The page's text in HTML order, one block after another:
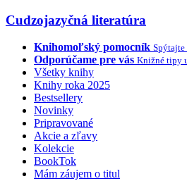
Cudzojazyčná literatúra
Knihomoľský pomocník Spýtajte
Odporúčame pre vás Knižné tipy
Všetky knihy
Knihy roka 2025
Bestsellery
Novinky
Pripravované
Akcie a zľavy
Kolekcie
BookTok
Mám záujem o titul